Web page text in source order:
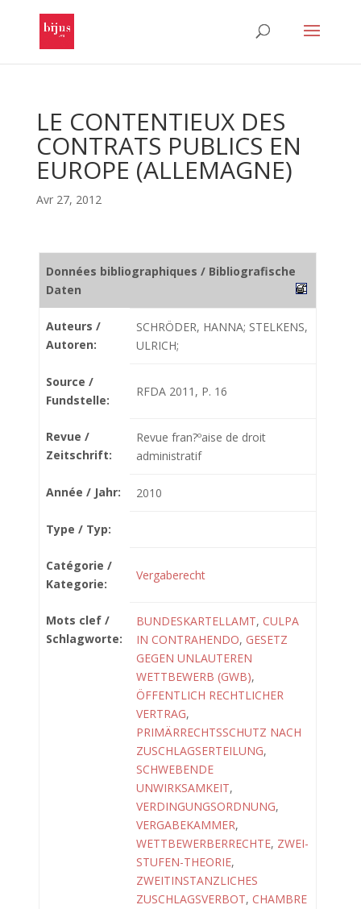
LE CONTENTIEUX DES
CONTRATS PUBLICS EN
EUROPE (ALLEMAGNE)
Avr 27, 2012
Données bibliographiques / Bibliografische
Daten
Auteurs /
Autoren:
SCHRÖDER, HANNA; STELKENS,
ULRICH;
Source /
Fundstelle:
RFDA 2011, P. 16
Revue /
Zeitschrift:
Revue fran?ºaise de droit
administratif
Année / Jahr: 2010
Type / Typ:
Catégorie /
Kategorie:
Vergaberecht
Mots clef /
Schlagworte:
BUNDESKARTELLAMT, CULPA
IN CONTRAHENDO, GESETZ
GEGEN UNLAUTEREN
WETTBEWERB (GWB),
ÖFFENTLICH RECHTLICHER
VERTRAG,
PRIMÄRRECHTSSCHUTZ NACH
ZUSCHLAGSERTEILUNG,
SCHWEBENDE
UNWIRKSAMKEIT,
VERDINGUNGSORDNUNG,
VERGABEKAMMER,
WETTBEWERBERRECHTE, ZWEI-
STUFEN-THEORIE,
ZWEITINSTANZLICHES
ZUSCHLAGSVERBOT, CHAMBRE